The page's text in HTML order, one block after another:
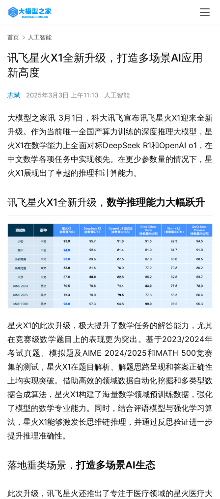
首页 人工智能
讯飞星火X1全新升级，打造多场景AI应用
新高度
志斌 2025年3月3日 上午11:10 人工智能
大模型之家讯 3月1日，科大讯飞宣布讯飞星火X1迎来全新
升级。作为当前唯一全国产算力训练的深度推理大模型，星
火X1在数学能力上全面对标DeepSeek R1和OpenAI o1，在
中文数学各项任务中实现领先。在更少参数量的情况下，星
火X1展现出了卓越的推理和计算能力。
讯飞星火X1全新升级， 数学推理能力大幅跃升
星火X1的此次升级，极大提升了数学任务的解答能力，尤其
在竞赛级数学题目上的表现更为突出。基于2023/2024年
考试真题、模拟题及AIME 2024/2025和MATH 500竞赛
集的测试，星火X1在题目解析、解题思路呈现和答案正确性
上均实现突破。借助高效的领域数据自动化挖掘和多类型数
据合成算法，星火X1构建了海量数学领域预训练数据，强化
了模型的数学专业能力。同时，结合评语模型与强化学习算
法，星火X1能够激发长思维链推理，并通过反思验证进一步
提升推理准确性。
落地垂类场景， 打造多场景AI生态
此次升级，讯飞星火还推出了专注于医疗领域的星火医疗大